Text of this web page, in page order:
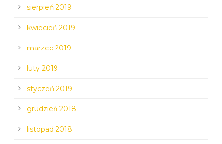
sierpień 2019
kwiecień 2019
marzec 2019
luty 2019
styczeń 2019
grudzień 2018
listopad 2018